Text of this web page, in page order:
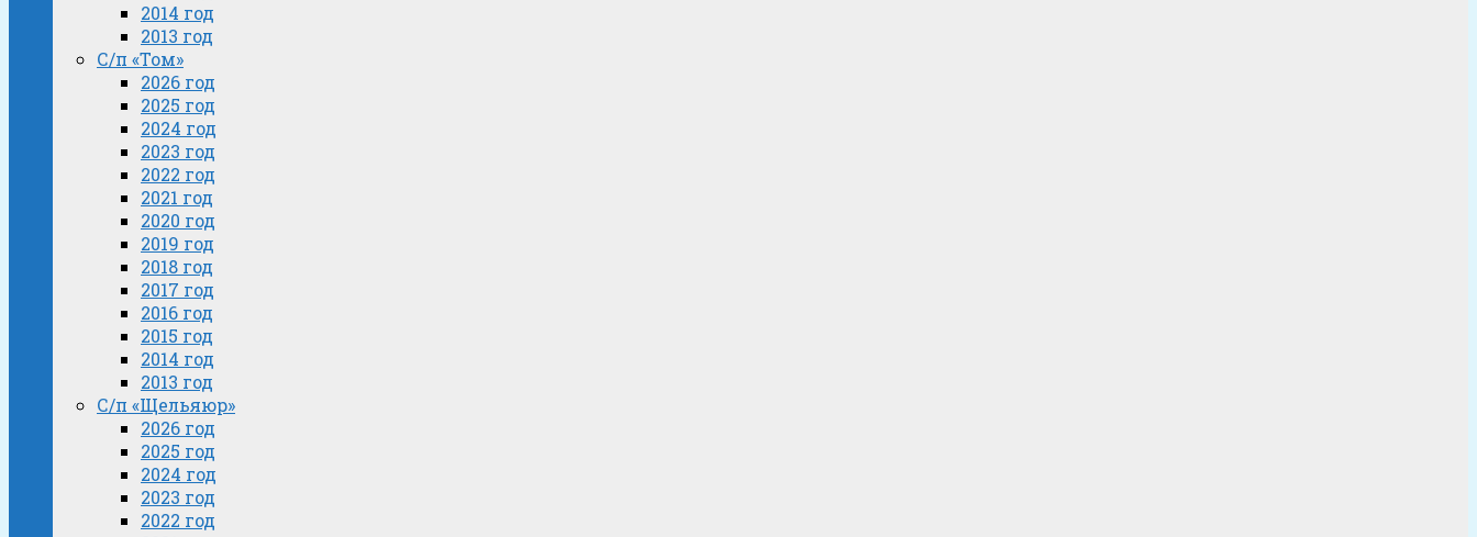
2014 год
2013 год
С/п «Том»
2026 год
2025 год
2024 год
2023 год
2022 год
2021 год
2020 год
2019 год
2018 год
2017 год
2016 год
2015 год
2014 год
2013 год
С/п «Щельяюр»
2026 год
2025 год
2024 год
2023 год
2022 год